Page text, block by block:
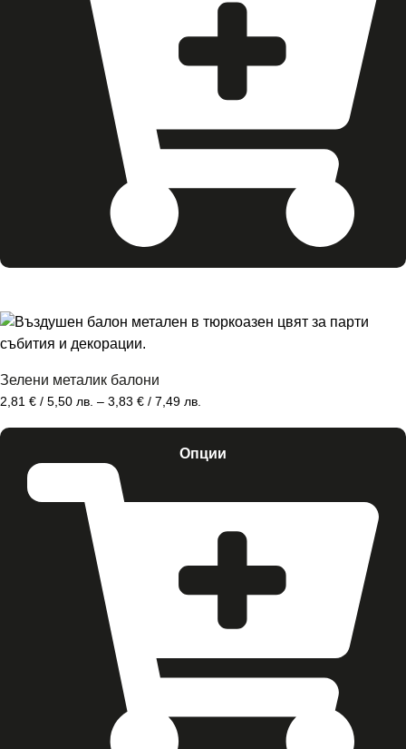
Зелени металик балони
2,81 € / 5,50 лв. – 3,83 € / 7,49 лв.
Опции